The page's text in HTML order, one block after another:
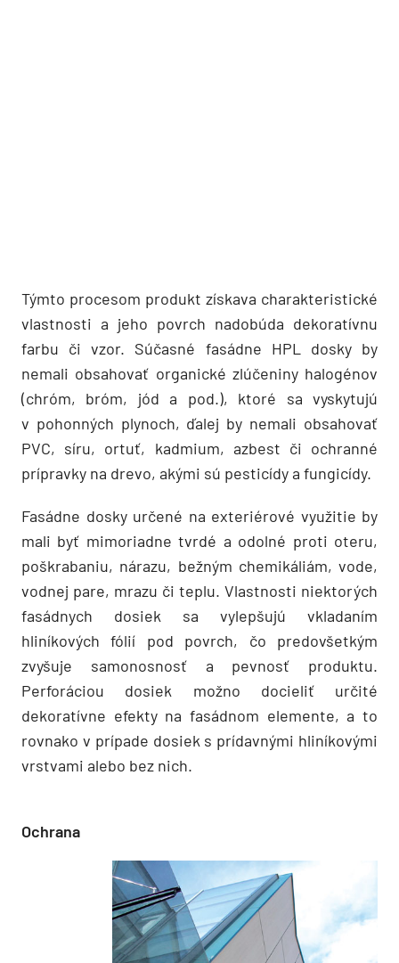
Týmto procesom produkt získava charakteristické
vlastnosti a jeho povrch nadobúda dekoratívnu
farbu či vzor. Súčasné fasádne HPL dosky by
nemali obsahovať organické zlúčeniny halogénov
(chróm, bróm, jód a pod.), ktoré sa vyskytujú
v pohonných plynoch, ďalej by nemali obsahovať
PVC, síru, ortuť, kadmium, azbest či ochranné
prípravky na drevo, akými sú pesticídy a fungicídy.
Fasádne dosky určené na exteriérové využitie by
mali byť mimoriadne tvrdé a odolné proti oteru,
poškrabaniu, nárazu, bežným chemikáliám, vode,
vodnej pare, mrazu či teplu. Vlastnosti niektorých
fasádnych dosiek sa vylepšujú vkladaním
hliníkových fólií pod povrch, čo predovšetkým
zvyšuje samonosnosť a pevnosť produktu.
Perforáciou dosiek možno docieliť určité
dekoratívne efekty na fasádnom elemente, a to
rovnako v prípade dosiek s prídavnými hliníkovými
vrstvami alebo bez nich.
Ochrana